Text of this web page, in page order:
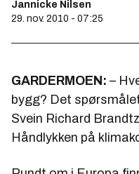
Jannicke Nilsen
29. nov. 2010 - 07:25
GARDERMOEN: –
bygg? Det
Svein Richard
Håndlykken på